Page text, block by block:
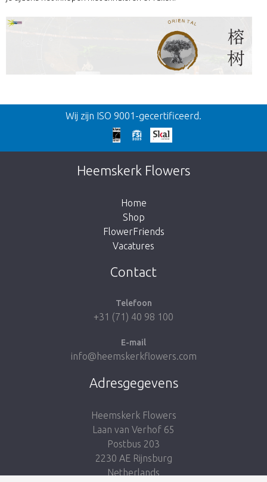
Terug
Te laat!
Dit artikel is helaas uitverkocht. Klik op de
knop hieronder om terug te gaan naar de
Breng me naar de shop
Wij zijn ISO 9001-gecertificeerd.
Heemskerk Flowers
Home
Shop
FlowerFriends
Vacatures
Contact
Telefoon
+31 (71) 40 98 100
E-mail
info@heemskerkflowers.com
Adresgegevens
Heemskerk Flowers
Laan van Verhof 65
Postbus 203
2230 AE Rijnsburg
Netherlands